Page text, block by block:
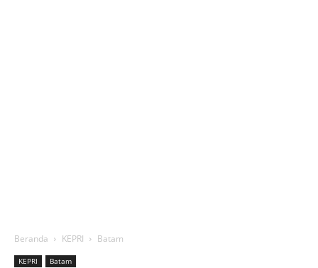
Beranda KEPRI Batam
KEPRI Batam